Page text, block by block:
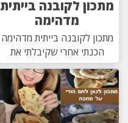
מתכון לקובנה בייתית
מדהימה
מתכון לקובנה בייתית מדהימה
הכנתי אחרי שקיבלתי את